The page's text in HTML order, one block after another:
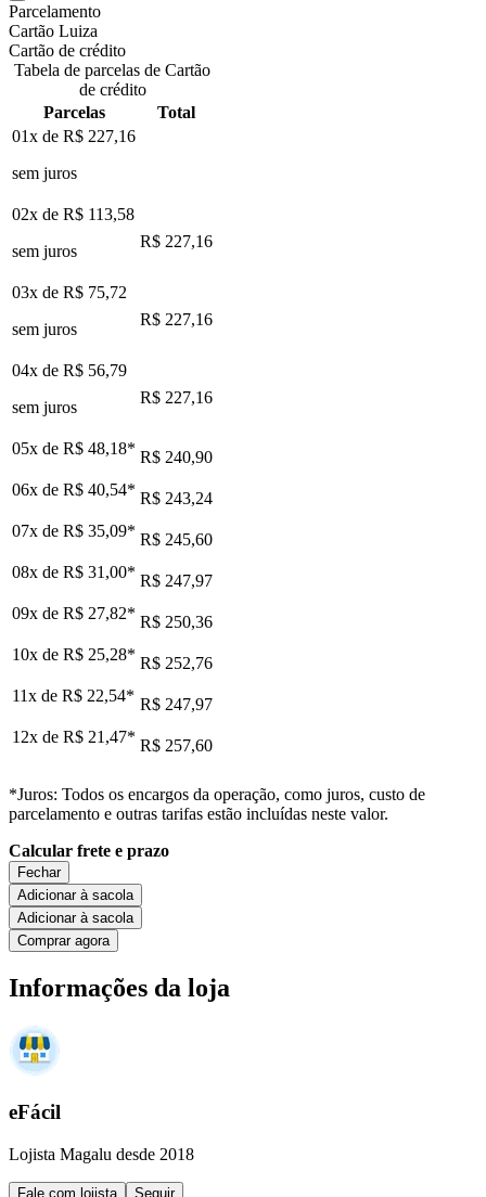
Parcelamento
Cartão Luiza
Cartão de crédito
Tabela de parcelas de Cartão
de crédito
Parcelas
Total
01x de R$ 227,16
sem juros
02x de R$ 113,58
sem juros
R$ 227,16
03x de R$ 75,72
sem juros
R$ 227,16
04x de R$ 56,79
sem juros
R$ 227,16
05x de R$ 48,18* R$ 240,90
06x de R$ 40,54* R$ 243,24
07x de R$ 35,09* R$ 245,60
08x de R$ 31,00* R$ 247,97
09x de R$ 27,82* R$ 250,36
10x de R$ 25,28* R$ 252,76
11x de R$ 22,54* R$ 247,97
12x de R$ 21,47* R$ 257,60
*Juros: Todos os encargos da operação, como juros, custo de
parcelamento e outras tarifas estão incluídas neste valor.
Calcular frete e prazo
Fechar
Adicionar à sacola
Adicionar à sacola
Comprar agora
Informações da loja
eFácil
Lojista Magalu desde 2018
Fale com lojista Seguir